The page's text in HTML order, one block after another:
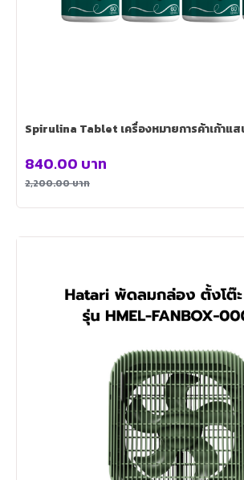
Spirulina Tablet เครื่องหมายการค้าเก้าแ
2,200.00บาท
840.00 บาท